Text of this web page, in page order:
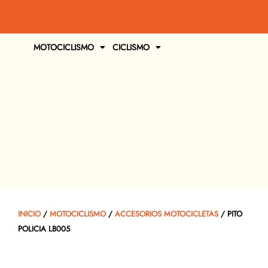
MOTOCICLISMO CICLISMO
INICIO/ MOTOCICLISMO/ ACCESORIOS MOTOCICLETAS / PITO
POLICIA LB005